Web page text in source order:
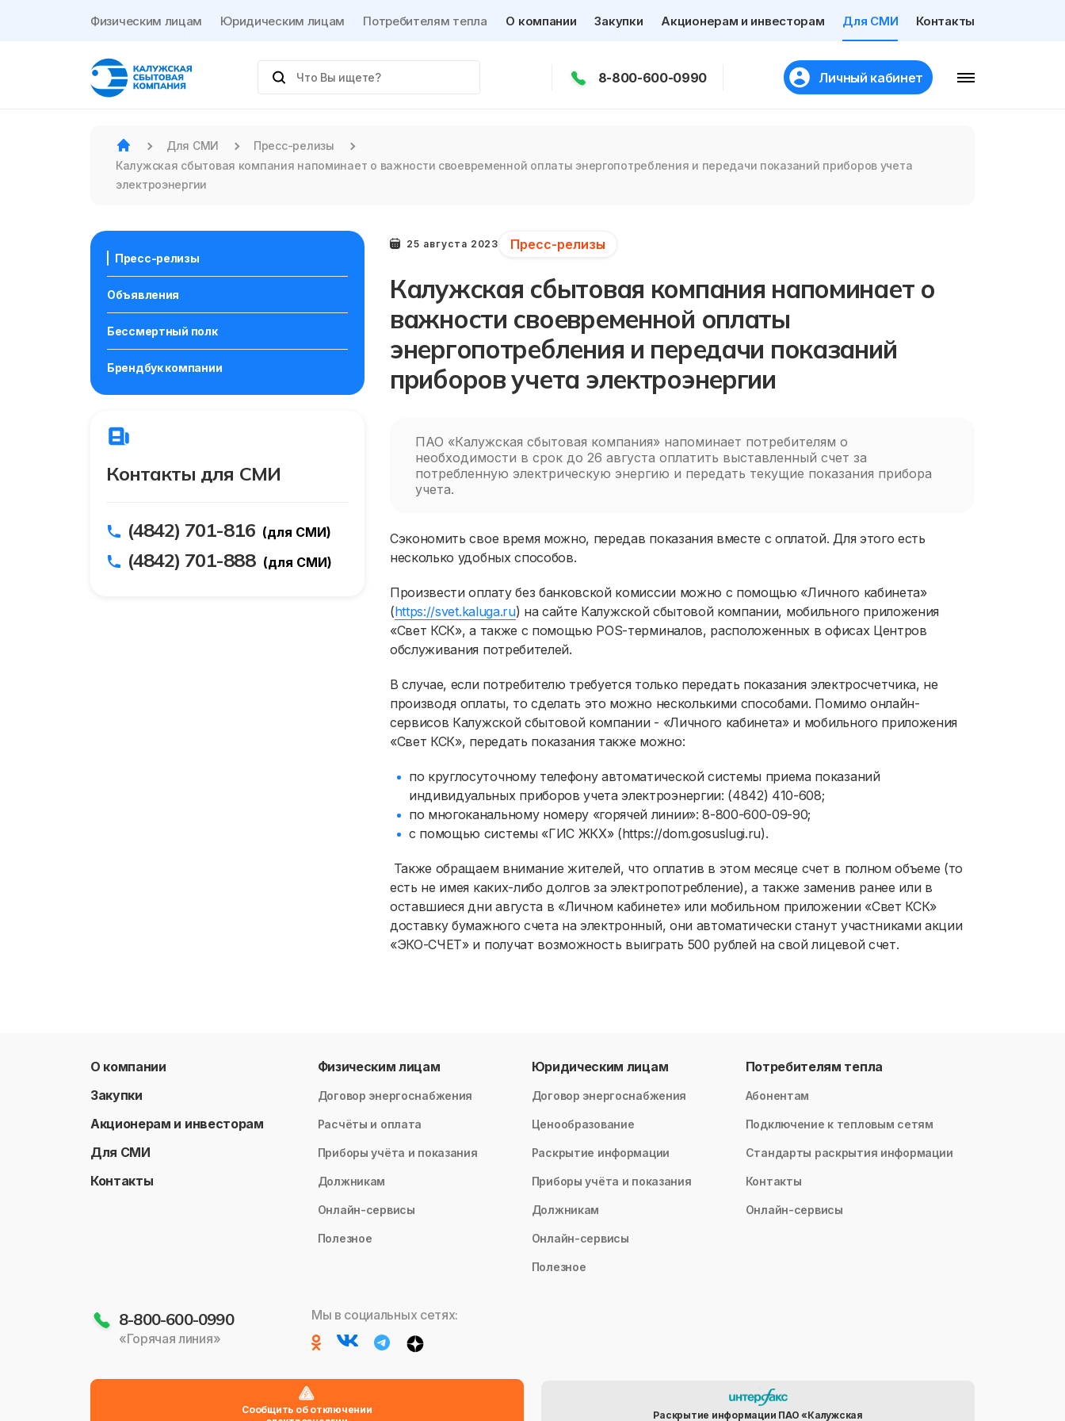
Физическим лицам Юридическим лицам Потребителям тепла О компании Закупки Акционерам и инвесторам Для СМИ Контакты
8-800-600-0990 Личный кабинет
Для СМИ
Пресс-релизы
Калужская сбытовая компания напоминает о важности своевременной оплаты энергопотребления и передачи показаний приборов учета
электроэнергии
Пресс-релизы
Объявления
Бессмертный полк
Брендбук компании
Контакты для СМИ
(4842) 701-816 (для СМИ)
(4842) 701-888 (для СМИ)
25 августа 2023 Пресс-релизы
Калужская сбытовая компания напоминает о
важности своевременной оплаты
энергопотребления и передачи показаний
приборов учета электроэнергии
ПАО «Калужская сбытовая компания» напоминает потребителям о
необходимости в срок до 26 августа оплатить выставленный счет за
потребленную электрическую энергию и передать текущие показания прибора
учета.
Сэкономить свое время можно, передав показания вместе с оплатой. Для этого есть
несколько удобных способов.
Произвести оплату без банковской комиссии можно с помощью «Личного кабинета»
(https://svet.kaluga.ru) на сайте Калужской сбытовой компании, мобильного приложения
«Свет КСК», а также с помощью POS-терминалов, расположенных в офисах Центров
обслуживания потребителей.
В случае, если потребителю требуется только передать показания электросчетчика, не
производя оплаты, то сделать это можно несколькими способами. Помимо онлайн-
сервисов Калужской сбытовой компании - «Личного кабинета» и мобильного приложения
«Свет КСК», передать показания также можно:
по круглосуточному телефону автоматической системы приема показаний
индивидуальных приборов учета электроэнергии: (4842) 410-608;
по многоканальному номеру «горячей линии»: 8-800-600-09-90;
с помощью системы «ГИС ЖКХ» (https://dom.gosuslugi.ru).
Также обращаем внимание жителей, что оплатив в этом месяце счет в полном объеме (то
есть не имея каких-либо долгов за электропотребление), а также заменив ранее или в
оставшиеся дни августа в «Личном кабинете» или мобильном приложении «Свет КСК»
доставку бумажного счета на электронный, они автоматически станут участниками акции
«ЭКО-СЧЕТ» и получат возможность выиграть 500 рублей на свой лицевой счет.
О компании
Закупки
Акционерам и инвесторам
Для СМИ
Контакты
Физическим лицам
Договор энергоснабжения
Расчёты и оплата
Приборы учёта и показания
Должникам
Онлайн-сервисы
Полезное
Юридическим лицам
Договор энергоснабжения
Ценообразование
Раскрытие информации
Приборы учёта и показания
Должникам
Онлайн-сервисы
Полезное
Потребителям тепла
Абонентам
Подключение к тепловым сетям
Стандарты раскрытия информации
Контакты
Онлайн-сервисы
8-800-600-0990
«Горячая линия»
Мы в социальных сетях:
Сообщить об отключении
Раскрытие информации ПАО «Калужская